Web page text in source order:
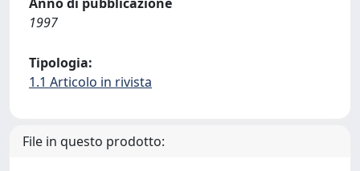
1997
Tipologia:
1.1 Articolo in rivista
File in questo prodotto: